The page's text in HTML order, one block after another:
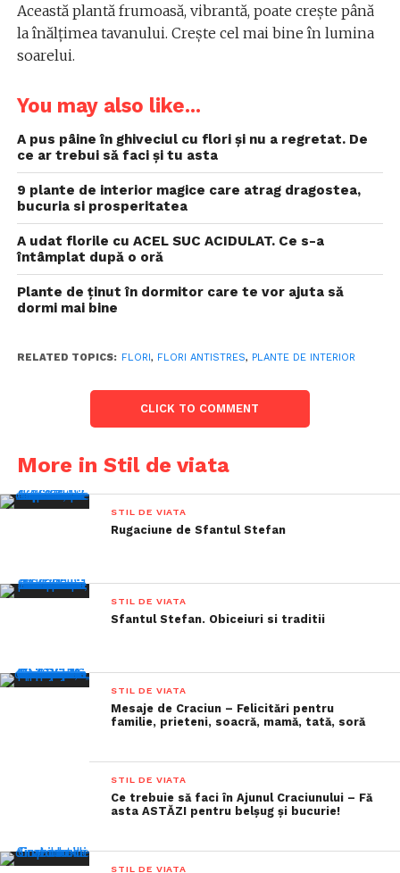
Această plantă frumoasă, vibrantă, poate crește până
la înălțimea tavanului. Crește cel mai bine în lumina
soarelui.
You may also like...
A pus pâine în ghiveciul cu flori și nu a regretat. De
ce ar trebui să faci și tu asta
9 plante de interior magice care atrag dragostea,
bucuria si prosperitatea
A udat florile cu ACEL SUC ACIDULAT. Ce s-a
întâmplat după o oră
Plante de ținut în dormitor care te vor ajuta să
dormi mai bine
RELATED TOPICS: FLORI, FLORI ANTISTRES, PLANTE DE INTERIOR
CLICK TO COMMENT
More in Stil de viata
STIL DE VIATA
Rugaciune de Sfantul Stefan
STIL DE VIATA
Sfantul Stefan. Obiceiuri si traditii
STIL DE VIATA
Mesaje de Craciun – Felicitări pentru
familie, prieteni, soacră, mamă, tată, soră
STIL DE VIATA
Ce trebuie să faci în Ajunul Craciunului – Fă
asta ASTĂZI pentru belșug și bucurie!
STIL DE VIATA